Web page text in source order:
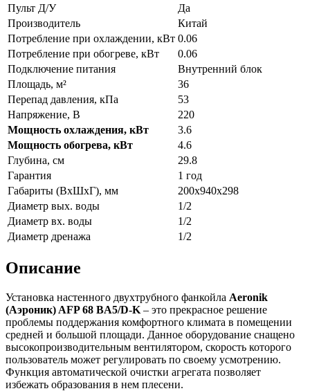
Пульт Д/У
Да
Производитель
Китай
Потребление при охлаждении, кВт 0.06
Потребление при обогреве, кВт
0.06
Подключение питания
Внутренний блок
Площадь, м²
36
Перепад давления, кПа
53
Напряжение, В
220
Мощность охлаждения, кВт
3.6
Мощность обогрева, кВт
4.6
Глубина, см
29.8
Гарантия
1 год
Габариты (ВxШxГ), мм
200х940х298
Диаметр вых. воды
1/2
Диаметр вх. воды
1/2
Диаметр дренажа
1/2
Описание
Установка настенного двухтрубного фанкойла Aeronik
(Аэроник) AFP 68 BA5/D-K – это прекрасное решение
проблемы поддержания комфортного климата в помещении
средней и большой площади. Данное оборудование снащено
высокопроизводительным вентилятором, скорость которого
пользователь может регулировать по своему усмотрению.
Функция автоматической очистки агрегата позволяет
избежать образования в нем плесени.